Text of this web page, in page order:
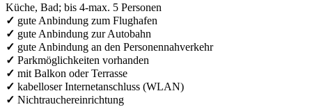
Küche, Bad; bis 4-max. 5 Personen
✓ gute Anbindung zum Flughafen
✓ gute Anbindung zur Autobahn
✓ gute Anbindung an den Personennahverkehr
✓ Parkmöglichkeiten vorhanden
✓ mit Balkon oder Terrasse
✓ kabelloser Internetanschluss (WLAN)
✓ Nichtrauchereinrichtung